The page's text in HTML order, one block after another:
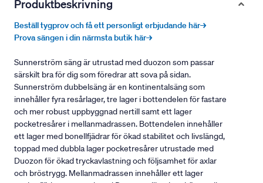
Produktbeskrivning
Beställ tygprov och få ett personligt erbjudande här→
Prova sängen i din närmsta butik här→
Sunnerström säng är utrustad med duozon som passar
särskilt bra för dig som föredrar att sova på sidan.
Sunnerström dubbelsäng är en kontinentalsäng som
innehåller fyra resårlager, tre lager i bottendelen för fastare
och mer robust uppbyggnad nertill samt ett lager
pocketresårer i mellanmadrassen. Bottendelen innehåller
ett lager med bonellfjädrar för ökad stabilitet och livslängd,
toppad med dubbla lager pocketresårer utrustade med
Duozon för ökad tryckavlastning och följsamhet för axlar
och bröstrygg. Mellanmadrassen innehåller ett lager